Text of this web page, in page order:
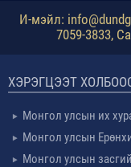
И-мэйл:
7059-3833,
ХЭРЭГЦЭЭТ
Монгол улсын их
Монгол улсын
Монгол улсын